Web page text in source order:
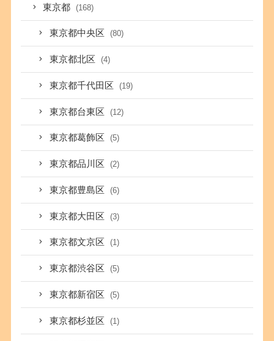
東京都 (168)
東京都中央区 (80)
東京都北区 (4)
東京都千代田区 (19)
東京都台東区 (12)
東京都葛飾区 (5)
東京都品川区 (2)
東京都豊島区 (6)
東京都大田区 (3)
東京都文京区 (1)
東京都渋谷区 (5)
東京都新宿区 (5)
東京都杉並区 (1)